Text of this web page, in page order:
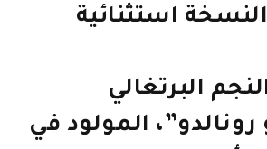
استثنائية
البرتغالي
رونالدو”، المولود في